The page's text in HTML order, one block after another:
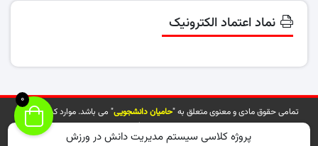
نماد اعتماد الکترونیک
تمامی حقوق مادی و معنوی متعلق به "حامیان دانشجویی" می باشد. موارد کپی شده از
0
پروژه کلاسی سیستم مدیریت دانش در ورزش